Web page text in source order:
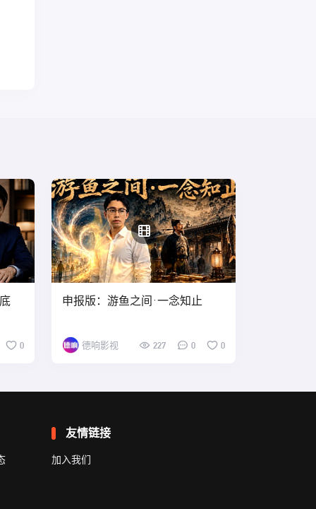
0
申报版：游鱼之间·一念知止
德响影视 227 0 0
友情链接
加入我们